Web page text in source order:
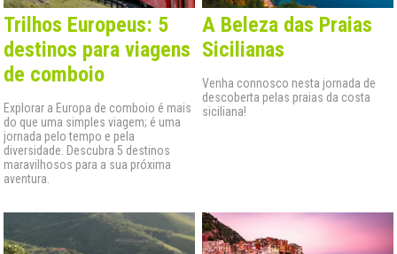
Trilhos Europeus: 5
destinos para viagens
de comboio
Explorar a Europa de comboio é mais
do que uma simples viagem; é uma
jornada pelo tempo e pela
diversidade. Descubra 5 destinos
maravilhosos para a sua próxima
aventura.
A Beleza das Praias
Sicilianas
Venha connosco nesta jornada de
descoberta pelas praias da costa
siciliana!